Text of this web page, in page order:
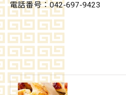
電話番号：042-697-9423